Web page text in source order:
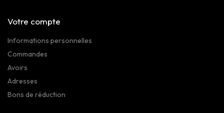
Votre compte
Informations personnelles
Commandes
Avoirs
Adresses
Bons de réduction